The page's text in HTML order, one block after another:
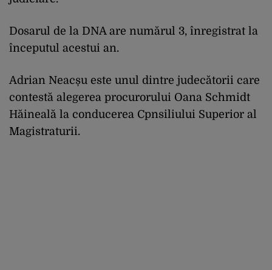
Dosarul de la DNA are numărul 3, înregistrat la
începutul acestui an.
Adrian Neacșu este unul dintre judecătorii care
contestă alegerea procurorului Oana Schmidt
Hăineală la conducerea Cpnsiliului Superior al
Magistraturii.